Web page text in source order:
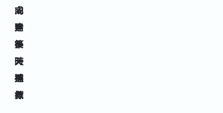
向
，
需
後
天
補
救
或
建
築
時
選
擇